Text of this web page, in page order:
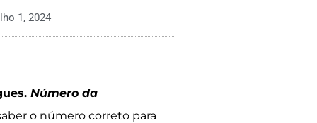
1, 2024
Número da
o número correto para